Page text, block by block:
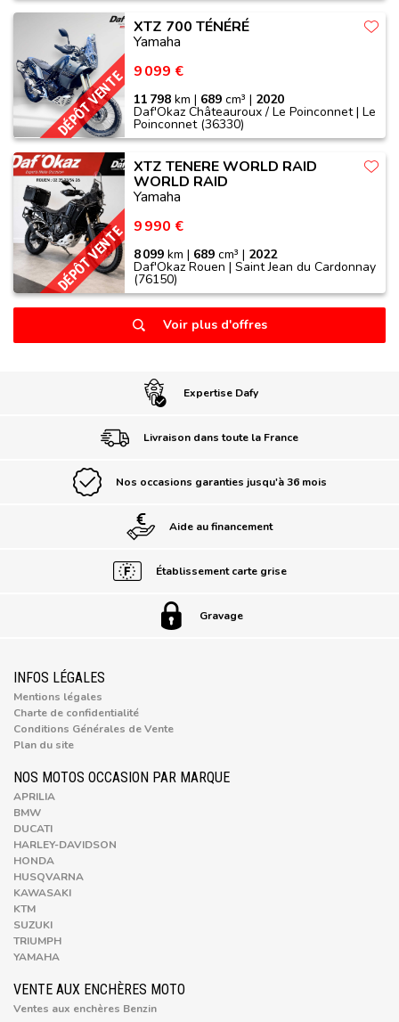
DÉPÔT VENTE
XTZ 700 TÉNÉRÉ
Yamaha
9 099 €
11 798 km | 689 cm³ | 2020
Daf'Okaz Châteauroux / Le Poinconnet | Le
Poinconnet (36330)
DÉPÔT VENTE
XTZ TENERE WORLD RAID
WORLD RAID
Yamaha
9 990 €
8 099 km | 689 cm³ | 2022
Daf'Okaz Rouen | Saint Jean du Cardonnay
(76150)
Voir plus d'offres
Expertise Dafy
Livraison dans toute la France
Nos occasions garanties jusqu'à 36 mois
Aide au financement
Établissement carte grise
Gravage
INFOS LÉGALES
Mentions légales
Charte de confidentialité
Conditions Générales de Vente
Plan du site
NOS MOTOS OCCASION PAR MARQUE
APRILIA
BMW
DUCATI
HARLEY-DAVIDSON
HONDA
HUSQVARNA
KAWASAKI
KTM
SUZUKI
TRIUMPH
YAMAHA
VENTE AUX ENCHÈRES MOTO
Ventes aux enchères Benzin